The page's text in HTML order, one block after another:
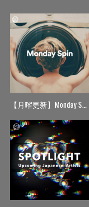
【月曜更新】Monday Spin